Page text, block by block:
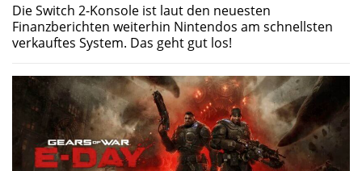
Die Switch 2-Konsole ist laut den neuesten
Finanzberichten weiterhin Nintendos am schnellsten
verkauftes System. Das geht gut los!